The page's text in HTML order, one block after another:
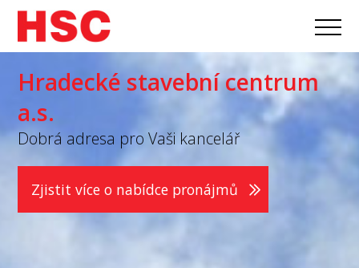
Hradecké stavební centrum
a.s.
Dobrá adresa pro Vaši kancelář
Zjistit více o nabídce pronájmů